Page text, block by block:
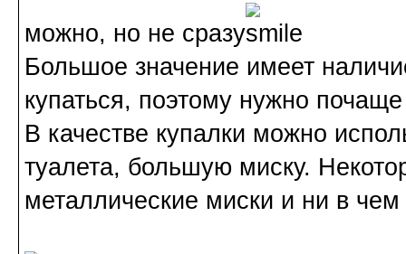
можно, но не сразу
Большое значение имеет
купаться, поэтому нужно
В качестве купалки можно
туалета, большую миску.
металлические миски и ни в